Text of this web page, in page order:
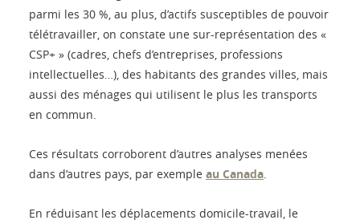
parmi les 30 %, au plus, d’actifs susceptibles de pouvoir
télétravailler, on constate une sur-représentation des «
CSP+ » (cadres, chefs d’entreprises, professions
intellectuelles…), des habitants des grandes villes, mais
aussi des ménages qui utilisent le plus les transports
en commun.
Ces résultats corroborent d’autres analyses menées
dans d’autres pays, par exemple au Canada.
En réduisant les déplacements domicile-travail, le